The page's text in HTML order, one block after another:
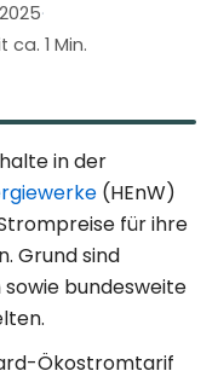
·
ca. 1 Min.
in der
(HEnW)
für ihre
Grund sind
bundesweite
Ökostromtarif